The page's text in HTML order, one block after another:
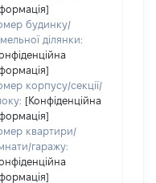
будинку/
ділянки:
корпусу/секції/
[Конфіденційна
квартири/
гаражу: